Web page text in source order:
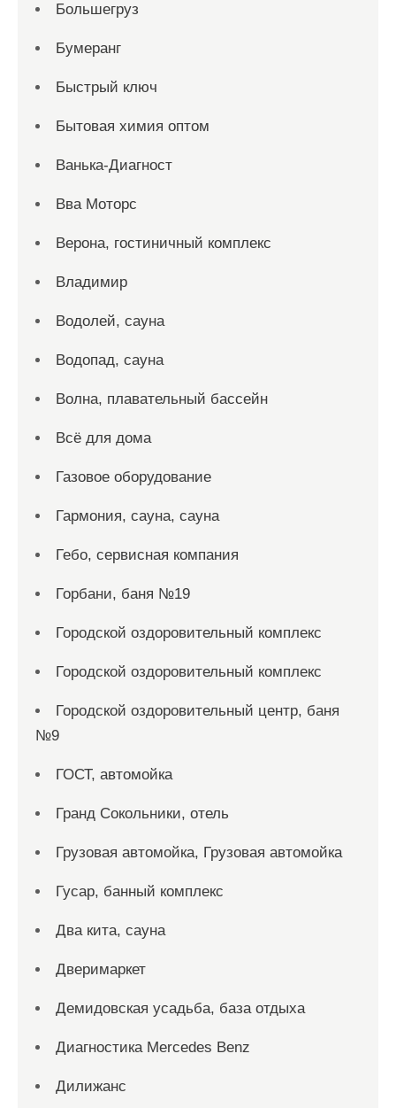
Большегруз
Бумеранг
Быстрый ключ
Бытовая химия оптом
Ванька-Диагност
Вва Моторс
Верона, гостиничный комплекс
Владимир
Водолей, сауна
Водопад, сауна
Волна, плавательный бассейн
Всё для дома
Газовое оборудование
Гармония, сауна, сауна
Гебо, сервисная компания
Горбани, баня №19
Городской оздоровительный комплекс
Городской оздоровительный комплекс
Городской оздоровительный центр, баня
№9
ГОСТ, автомойка
Гранд Сокольники, отель
Грузовая автомойка, Грузовая автомойка
Гусар, банный комплекс
Два кита, сауна
Дверимаркет
Демидовская усадьба, база отдыха
Диагностика Mercedes Benz
Дилижанс